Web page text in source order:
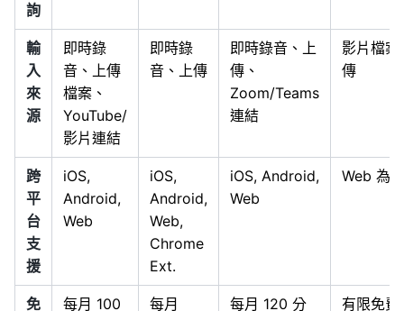
詢
輸
入
來
源
即時錄
音、上傳
檔案、
YouTube/
影片連結
即時錄
音、上傳
即時錄音、上
傳、
Zoom/Teams
連結
影片檔案
傳
跨
平
台
支
援
iOS,
Android,
Web
iOS,
Android,
Web,
Chrome
Ext.
iOS, Android,
Web
Web 為主
免 每月 100 每月 每月 120 分 有限免費